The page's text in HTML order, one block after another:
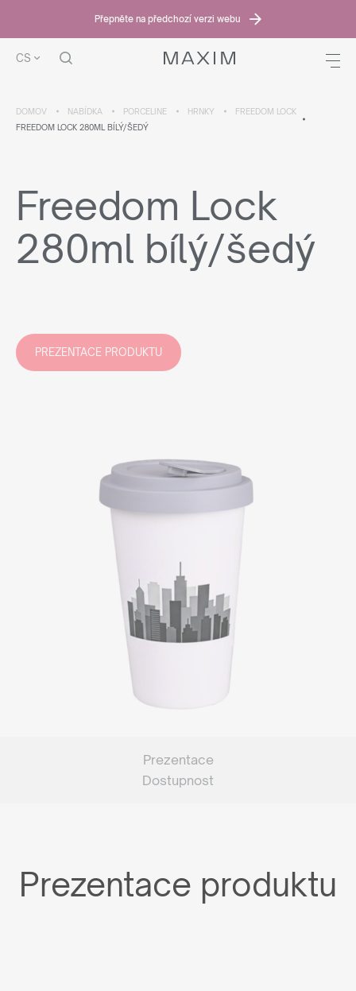
Přepněte na předchozí verzi webu
CS
DOMOV NABÍDKA PORCELINE HRNKY
FREEDOM LOCK
FREEDOM LOCK 280ML BÍLÝ/ŠEDÝ
Freedom Lock
280ml bílý/šedý
PREZENTACE PRODUKTU
Prezentace
Dostupnost
Prezentace produktu